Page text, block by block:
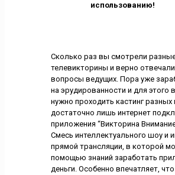
использованию!
Сколько раз вы смотрели
телевикторины и верно
вопросы ведущих. Пора уже
на эрудированности и для этого
нужно проходить кастинг разных
достаточно лишь интернет
приложения “Викторина
Смесь интеллектуального шоу и
прямой трансляции, в которой
помощью знаний заработать
деньги. Особенно впечатляет, что